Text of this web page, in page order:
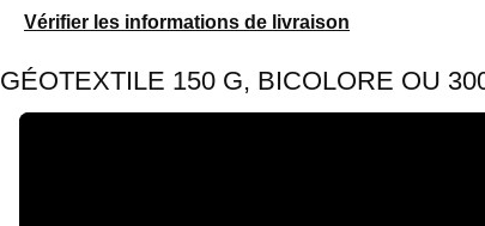
Vérifier les informations de livraison
GÉOTEXTILE 150 G, BICOLORE OU